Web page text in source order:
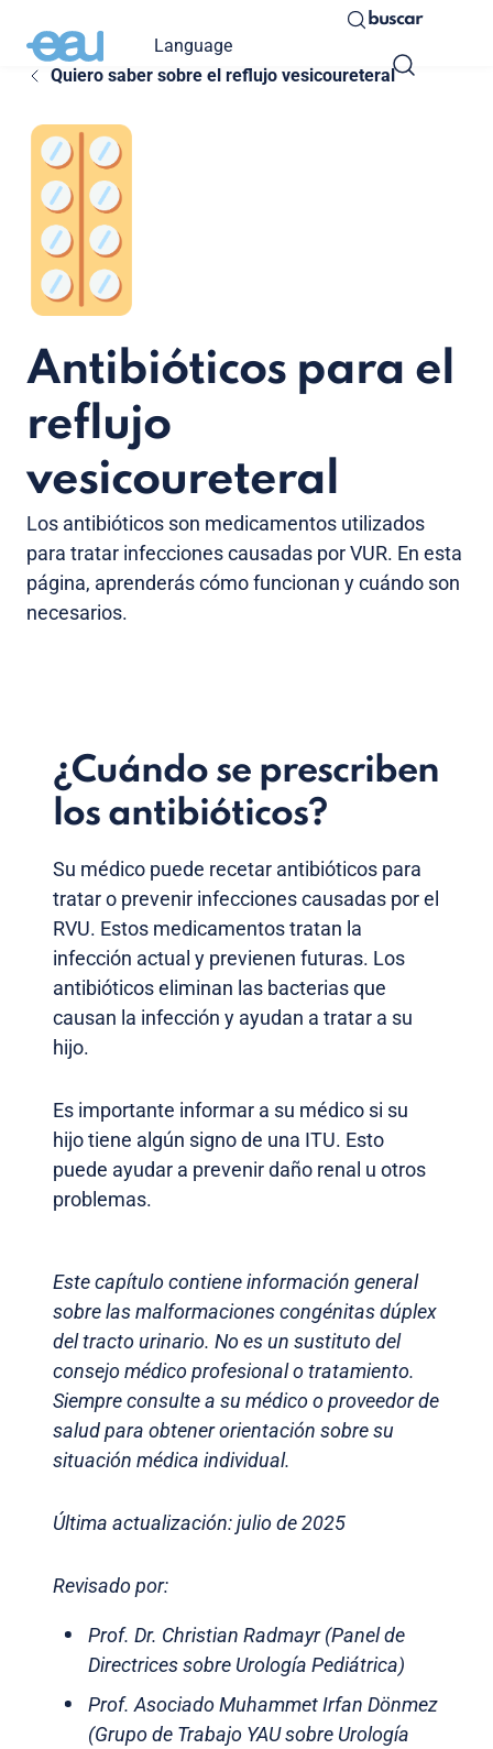
Language
buscar
Quiero saber sobre el reflujo vesicoureteral
Antibióticos para el
reflujo
vesicoureteral
Los antibióticos son medicamentos utilizados
para tratar infecciones causadas por VUR. En esta
página, aprenderás cómo funcionan y cuándo son
necesarios.
¿Cuándo se prescriben
los antibióticos?
Su médico puede recetar antibióticos para
tratar o prevenir infecciones causadas por el
RVU. Estos medicamentos tratan la
infección actual y previenen futuras. Los
antibióticos eliminan las bacterias que
causan la infección y ayudan a tratar a su
hijo.
Es importante informar a su médico si su
hijo tiene algún signo de una ITU. Esto
puede ayudar a prevenir daño renal u otros
problemas.
Este capítulo contiene información general
sobre las malformaciones congénitas dúplex
del tracto urinario. No es un sustituto del
consejo médico profesional o tratamiento.
Siempre consulte a su médico o proveedor de
salud para obtener orientación sobre su
situación médica individual.
Última actualización: julio de 2025
Revisado por:
Prof. Dr. Christian Radmayr (Panel de
Directrices sobre Urología Pediátrica)
Prof. Asociado Muhammet Irfan Dönmez
(Grupo de Trabajo YAU sobre Urología